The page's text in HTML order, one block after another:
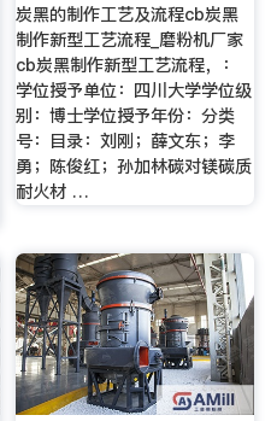
炭黑的制作工艺及流程cb炭黑
制作新型工艺流程_磨粉机厂家
cb炭黑制作新型工艺流程，：
学位授予单位：四川大学学位级
别：博士学位授予年份：分类
号：目录：刘刚；薛文东；李
勇；陈俊红；孙加林碳对镁碳质
耐火材 …